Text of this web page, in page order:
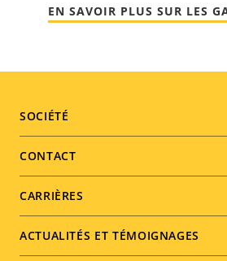
EN SAVOIR PLUS SUR LES
Footer
menu
SOCIÉTÉ
CONTACT
CARRIÈRES
ACTUALITÉS ET TÉMOIGNAGES